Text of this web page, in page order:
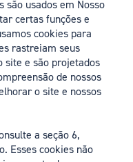
são usados em Nosso
certas funções e
cookies para
rastreiam seus
site e são projetados
de nossos
o site e nossos
a seção 6,
Esses cookies não